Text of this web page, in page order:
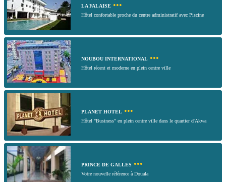
LA FALAISE •••
Hôtel confortable proche du centre administratif avec Piscine
NOUBOU INTERNATIONAL •••
Hôtel récent et moderne en plein centre ville
PLANET HOTEL •••
Hôtel "Business" en plein centre ville dans le quartier d'Akwa
PRINCE DE GALLES •••
Votre nouvelle référence à Douala